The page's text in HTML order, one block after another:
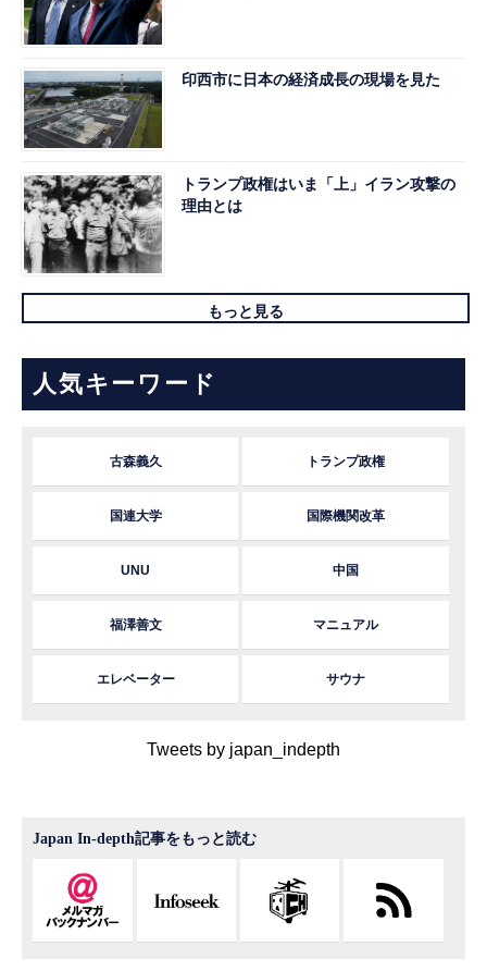
印西市に日本の経済成長の現場を見た
トランプ政権はいま「上」イラン攻撃の
理由とは
もっと見る
人気キーワード
古森義久 トランプ政権
国連大学 国際機関改革
UNU 中国
福澤善文 マニュアル
エレベーター サウナ
Tweets by japan_indepth
Japan In-depth記事をもっと読む